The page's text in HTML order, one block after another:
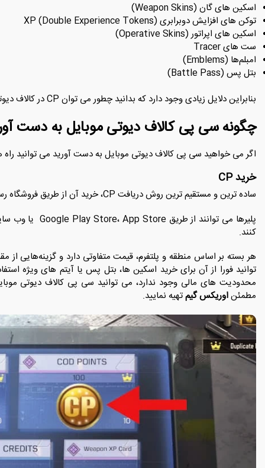
اسکین ‌های گان (Weapon Skins)
توکن‌ های افزایش دوبرابری XP (Double Experience Tokens)
اسکین ‌های اپراتور (Operative Skins)
ست ‌های Tracer
امبلم‌ها (Emblems)
بتل پس (Battle Pass)
بنابراین دلایل زیادی وجود دارد که بدانید چطور می ‌توان CP در کالاف دیوتی موبایل به‌دست آورد و از مزایای آن بهره ‌مند شد.
چگونه سی پی کالاف دیوتی موبایل به دست
اگر می خواهید سی پی کالاف دیوتی موبایل به دست آورید می توانید راه
خرید CP
ساده‌ ترین و مستقیم‌ ترین روش دریافت CP، خرید آن از طریق فروشگاه رسمی درون گیم است.
کنند.
‌توانید فورا از آن برای خرید اسکین ‌ها، بتل ‌پس یا آیتم ‌های ویژه
محدودیت های مالی وجود ندارد، می توانید سی پی کالاف دیوتی
مطمئناوریکس گیمتهیه نمایید.